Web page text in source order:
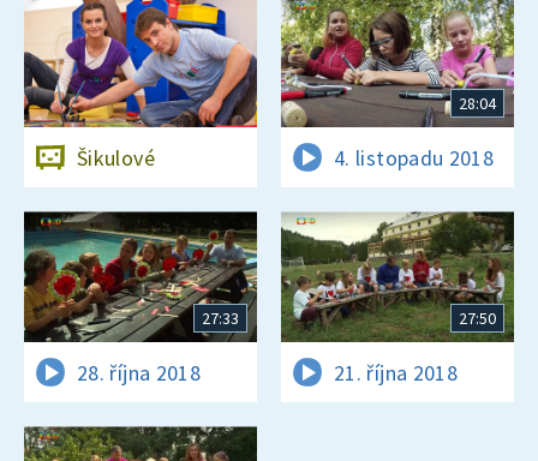
Šikulové
28:04
4. listopadu 2018
27:33
28. října 2018
27:50
21. října 2018